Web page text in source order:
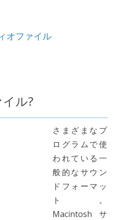
オファイル
ル?
さまざまなプ
ログラムで使
われている一
般的なサウン
ドフォーマッ
ト。
Macintoshサ